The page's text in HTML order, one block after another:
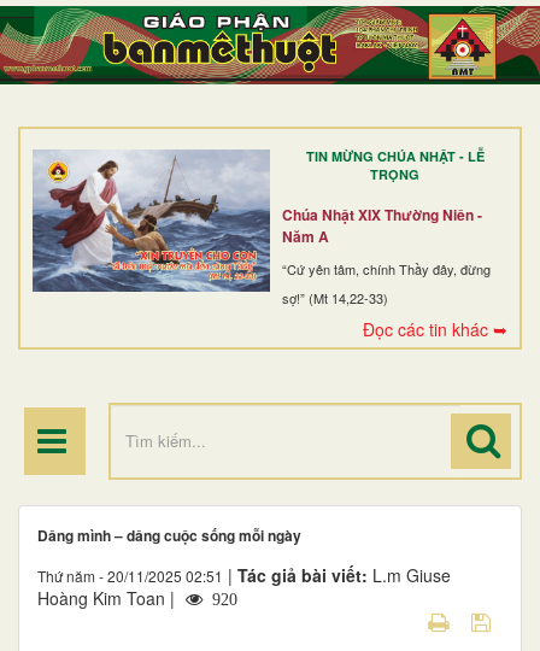
TIN MỪNG CHÚA NHẬT - LỄ
TRỌNG
Chúa Nhật XIX Thường Niên -
Năm A
“Cứ yên tâm, chính Thầy đây, đừng
sợ!” (Mt 14,22-33)
Đọc các tin khác ➥
TRANG NHẤT
GIỚI THIỆU
DÒNG TU
BAN MỤC VỤ
ĐOÀN THỂ CG
ĐIỂM HÀNH HƯƠNG
Dâng mình – dâng cuộc sống mỗi ngày
Thứ năm - 20/11/2025 02:51 | Tác giả bài viết: L.m Giuse
Hoàng Kim Toan |
920